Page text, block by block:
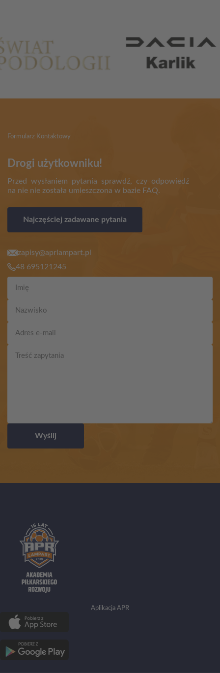
Formularz Kontaktowy
Drogi użytkowniku!
Przed wysłaniem pytania sprawdź, czy odpowiedź
na nie nie została umieszczona w bazie FAQ.
Najczęściej zadawane pytania
zapisy@aprlampart.pl
48 695121245
Wyślij
Aplikacja APR